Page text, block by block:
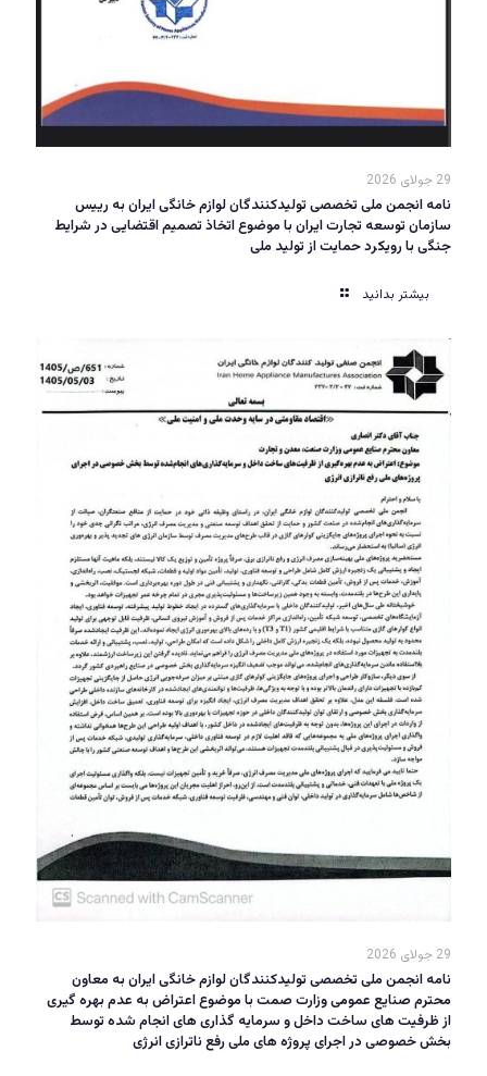
29 جولای 2026
نامه انجمن ملی تخصصی تولیدکنندگان لوازم خانگی ایران به رییس
سازمان توسعه تجارت ایران با موضوع اتخاذ تصمیم اقتضایی در شرایط
جنگی با رویکرد حمایت از تولید ملی
بیشتر بدانید
29 جولای 2026
نامه انجمن ملی تخصصی تولیدکنندگان لوازم خانگی ایران به معاون
محترم صنایع عمومی وزارت صمت با موضوع اعتراض به عدم بهره گیری
از ظرفیت های ساخت داخل و سرمایه گذاری های انجام شده توسط
بخش خصوصی در اجرای پروژه های ملی رفع ناترازی انرژی